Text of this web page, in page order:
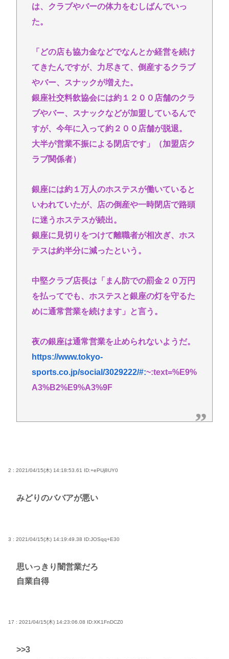
は、クラブやバーの体力をむしばんでいっ
た。
「どの店も協力金などでなんとか経営を続け
てきたんですが、力尽きて、倒産するクラブ
やバー、スナックが増えた。
銀座社交料飲協会には約１２００店舗のクラ
ブやバー、スナックなどが加盟しているんで
すが、今年に入って約２００店舗が脱退。
大半が営業不振による閉店です」（加盟店ク
ラブ関係者）
銀座には約１万人のホステスが働いていると
いわれていたが、店の倒産や一時閉店で路頭
に迷うホステスが続出。
銀座に見切りをつけて離職者が相次ぎ、ホス
テスは約半分に減ったという。
中堅クラブ店長は「まん防での罰金２０万円
を払ってでも、ホステスと銀座の灯を守るた
めに通常営業を続けます」と言う。
夜の銀座は通常営業を止められないようだ。
https://www.tokyo-
sports.co.jp/social/3029222/#:~:text=%E9%
A3%B2%E9%A3%9F
2 : 2021/04/15(木) 14:18:53.61 ID:+ePUj8UY0
みどりのババアが悪い
3 : 2021/04/15(木) 14:19:49.38 ID:JOSqq+E30
思いっきり闇営業だろ
自業自得
17 : 2021/04/15(木) 14:23:06.08 ID:XK1FnDCZ0
>>3